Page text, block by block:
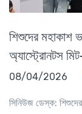
শিশুদের মহাকাশ
অ্যাস্ট্রোনটস
08/04/2026
সিনিউজ ডেস্ক: